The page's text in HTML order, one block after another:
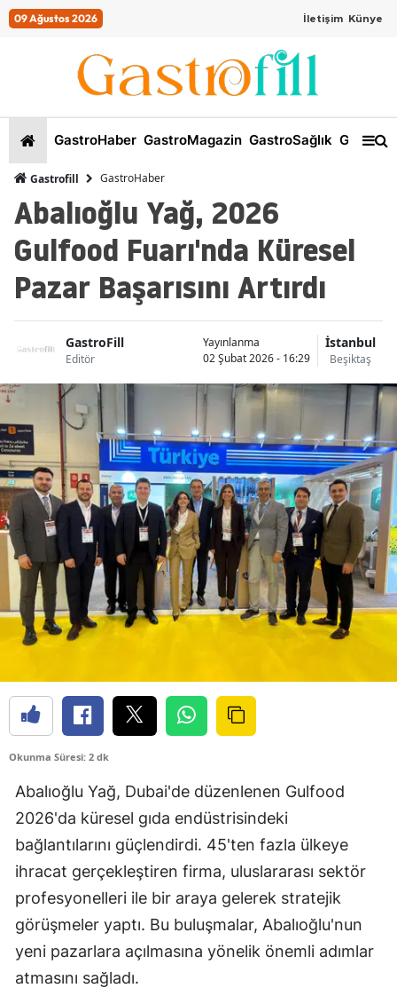
09 Ağustos 2026 İletişim Künye
GastroHaber GastroMagazin GastroSağlık
Gastrofill GastroHaber
Abalıoğlu Yağ, 2026
Gulfood Fuarı'nda Küresel
Pazar Başarısını Artırdı
GastroFill
Editör
Yayınlanma
02 Şubat 2026 - 16:29
İstanbul
Beşiktaş
Okunma Süresi: 2 dk
Abalıoğlu Yağ, Dubai'de düzenlenen Gulfood
2026'da küresel gıda endüstrisindeki
bağlantılarını güçlendirdi. 45'ten fazla ülkeye
ihracat gerçekleştiren firma, uluslararası sektör
profesyonelleri ile bir araya gelerek stratejik
görüşmeler yaptı. Bu buluşmalar, Abalıoğlu'nun
yeni pazarlara açılmasına yönelik önemli adımlar
atmasını sağladı.